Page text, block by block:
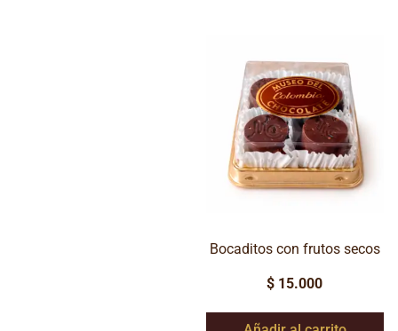
Bocaditos con frutos secos
$ 15.000